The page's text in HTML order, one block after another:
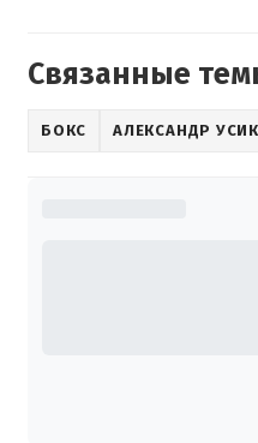
Связанные
БОКС АЛЕКСАНДР УСИК